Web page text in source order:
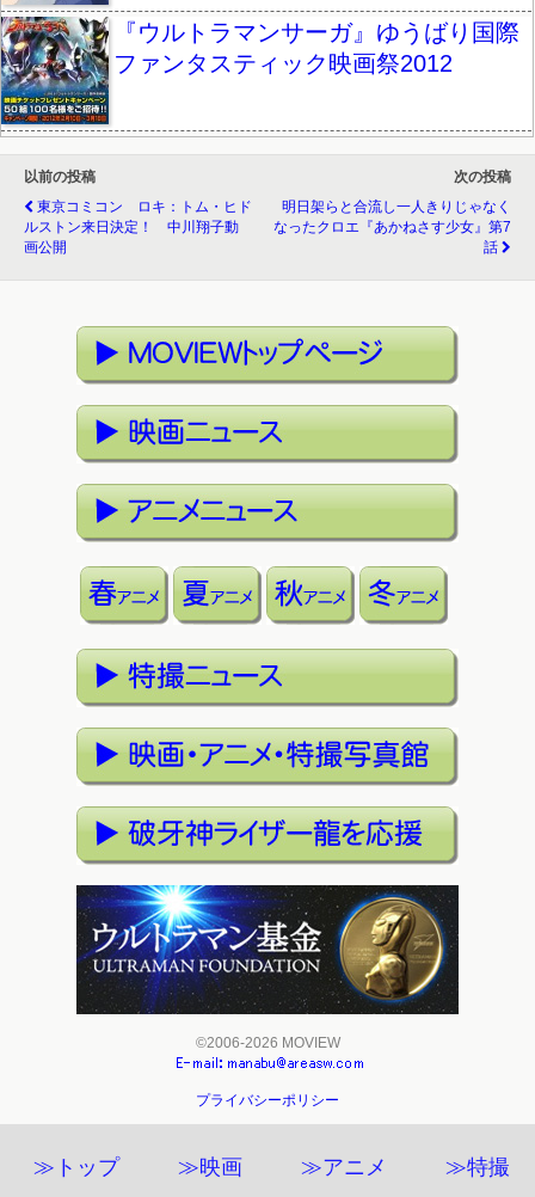
『ウルトラマンサーガ』ゆうばり国際
ファンタスティック映画祭2012
以前の投稿
東京コミコン ロキ：トム・ヒド
ルストン来日決定！ 中川翔子動
画公開
次の投稿
明日架らと合流し一人きりじゃなく
なったクロエ『あかねさす少女』第7
話
©2006-2026 MOVIEW
プライバシーポリシー
≫トップ ≫映画 ≫アニメ ≫特撮